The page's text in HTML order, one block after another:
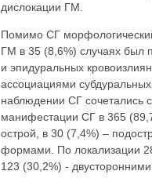
дислокации ГМ.
Помимо СГ
ГМ в 35 (8,6%) случаях был
и эпидуральных
ассоциациями
наблюдении СГ сочетались
манифестации СГ в 365
острой, в 30 (7,4%) –
формами. По локализации
123 (30,2%) -